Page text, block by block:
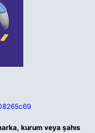
kurum veya şahıs